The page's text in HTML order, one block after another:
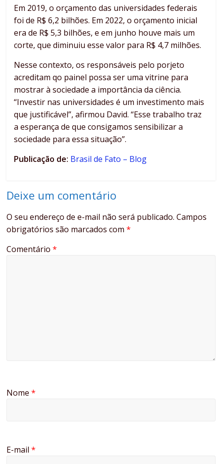
Em 2019, o orçamento das universidades federais
foi de R$ 6,2 bilhões. Em 2022, o orçamento inicial
era de R$ 5,3 bilhões, e em junho houve mais um
corte, que diminuiu esse valor para R$ 4,7 milhões.
Nesse contexto, os responsáveis pelo porjeto
acreditam qo painel possa ser uma vitrine para
mostrar à sociedade a importância da ciência.
“Investir nas universidades é um investimento mais
que justificável”, afirmou David. “Esse trabalho traz
a esperança de que consigamos sensibilizar a
sociedade para essa situação”.
Publicação de: Brasil de Fato – Blog
Deixe um comentário
O seu endereço de e-mail não será publicado. Campos
obrigatórios são marcados com*
Comentário*
Nome*
E-mail*